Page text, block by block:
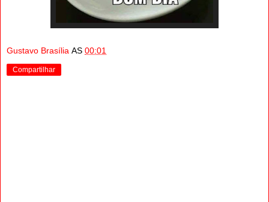
Gustavo Brasília AS 00:01
Compartilhar